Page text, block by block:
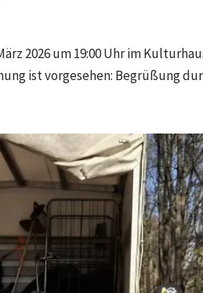
2026 um 19:00 Uhr im
ist vorgesehen: Begrüßung